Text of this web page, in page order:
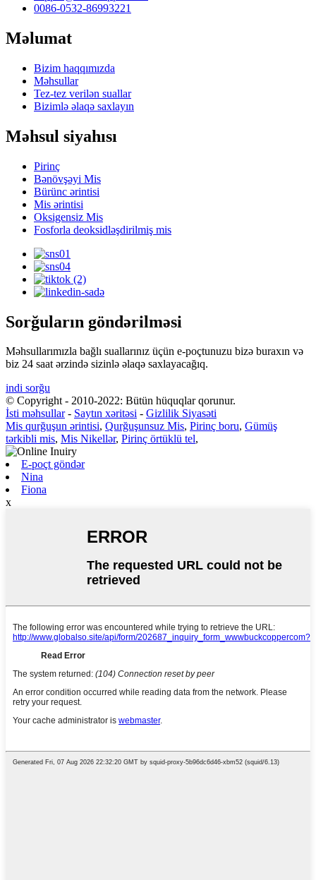
0086-0532-86993221
Məlumat
Bizim haqqımızda
Məhsullar
Tez-tez verilən suallar
Bizimlə əlaqə saxlayın
Məhsul siyahısı
Pirinç
Bənövşəyi Mis
Bürünc ərintisi
Mis ərintisi
Oksigensiz Mis
Fosforla deoksidləşdirilmiş mis
Sorğuların göndərilməsi
Məhsullarımızla bağlı suallarınız üçün e-poçtunuzu bizə buraxın və
biz 24 saat ərzində sizinlə əlaqə saxlayacağıq.
indi sorğu
© Copyright - 2010-2022: Bütün hüquqlar qorunur.
İsti məhsullar- Saytın xəritəsi - Gizlilik Siyasəti
Mis qurğuşun ərintisi, Qurğuşunsuz Mis, Pirinç boru, Gümüş
tərkibli mis, Mis Nikellər, Pirinç örtüklü tel,
E-poçt göndər
Nina
Fiona
x